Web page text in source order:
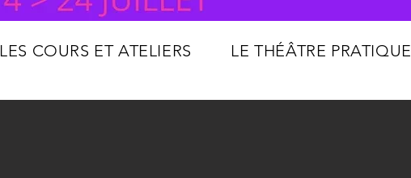
LES COURS ET ATELIERS LE THÉÂTRE PRATIQUE